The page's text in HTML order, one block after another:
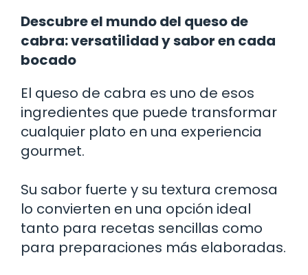
Descubre el mundo del queso de
cabra: versatilidad y sabor en cada
bocado
El queso de cabra es uno de esos
ingredientes que puede transformar
cualquier plato en una experiencia
gourmet.
Su sabor fuerte y su textura cremosa
lo convierten en una opción ideal
tanto para recetas sencillas como
para preparaciones más elaboradas.